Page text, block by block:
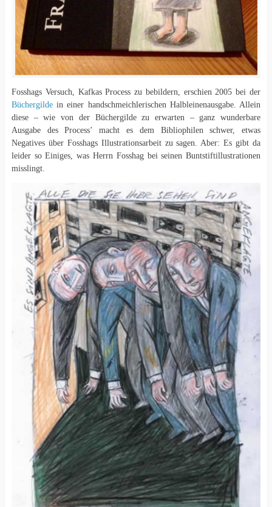
Fosshags Versuch, Kafkas Process zu bebildern, erschien 2005 bei der
Büchergildein einer handschmeichlerischen Halbleinenausgabe. Allein
diese – wie von der Büchergilde zu erwarten – ganz wunderbare
Ausgabe des Process’ macht es dem Bibliophilen schwer, etwas
Negatives über Fosshags Illustrationsarbeit zu sagen. Aber: Es gibt da
leider so Einiges, was Herrn Fosshag bei seinen Buntstiftillustrationen
misslingt.